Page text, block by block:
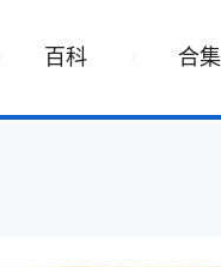
百科 合集